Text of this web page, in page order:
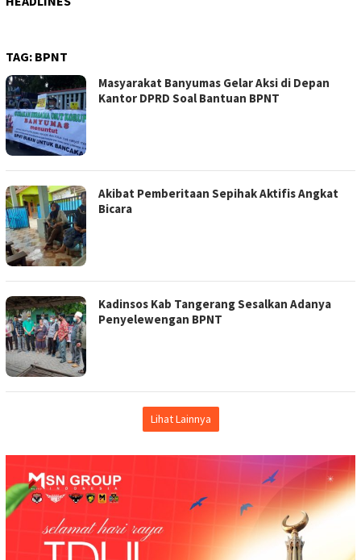
TAG: BPNT
Masyarakat Banyumas Gelar Aksi di Depan
Kantor DPRD Soal Bantuan BPNT
Akibat Pemberitaan Sepihak Aktifis Angkat
Bicara
Kadinsos Kab Tangerang Sesalkan Adanya
Penyelewengan BPNT
Lihat Lainnya